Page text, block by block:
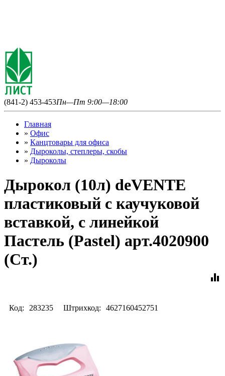
(841-2) 453-453Пн—Пт 9:00—18:00
Главная
» Офис
» Канцтовары для офиса
» Дыроколы, степлеры, скобы
» Дыроколы
Дырокол (10л) deVENTE
пластиковый с каучуковой
вставкой, с линейкой
Пастель (Pastel) арт.4020900
(Ст.)
equalizer
Код: 283235 Штрихкод: 4627160452751